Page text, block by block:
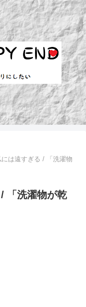
は遠すぎる / 「洗濯物
「洗濯物が乾